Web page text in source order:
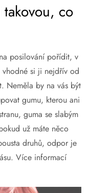
co
posilování pořídit, v
si ji nejdřív od
Neměla by na vás být
gumu, kterou ani
guma se slabým
už máte něco
druhů, odpor je
Více informací